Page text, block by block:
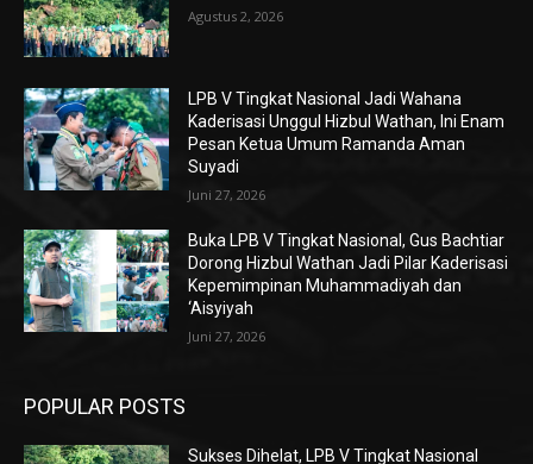
Agustus 2, 2026
LPB V Tingkat Nasional Jadi Wahana
Kaderisasi Unggul Hizbul Wathan, Ini Enam
Pesan Ketua Umum Ramanda Aman
Suyadi
Juni 27, 2026
Buka LPB V Tingkat Nasional, Gus Bachtiar
Dorong Hizbul Wathan Jadi Pilar Kaderisasi
Kepemimpinan Muhammadiyah dan
‘Aisyiyah
Juni 27, 2026
POPULAR POSTS
Sukses Dihelat, LPB V Tingkat Nasional